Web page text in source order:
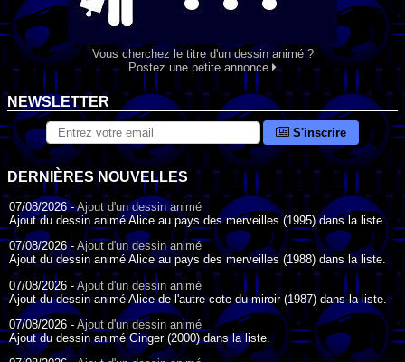
Vous cherchez le titre d'un dessin animé ?
Postez une petite annonce
NEWSLETTER
S'inscrire
DERNIÈRES NOUVELLES
07/08/2026 -Ajout d'un dessin animé
Ajout du dessin animé Alice au pays des merveilles (1995) dans la liste.
07/08/2026 -Ajout d'un dessin animé
Ajout du dessin animé Alice au pays des merveilles (1988) dans la liste.
07/08/2026 - Ajout d'un dessin animé
Ajout du dessin animé Alice de l'autre cote du miroir (1987) dans la liste.
07/08/2026 - Ajout d'un dessin animé
Ajout du dessin animé Ginger (2000) dans la liste.